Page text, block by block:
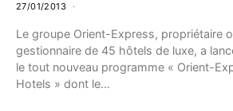
27/01/2013
Le groupe Orient-Express, propriétaire
gestionnaire de 45 hôtels de luxe, a
le tout nouveau programme « Orient-
Hotels » dont le…